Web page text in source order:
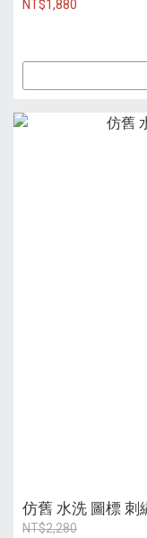
NT$1,880
仿舊 水洗 圖標 刺
NT$2,280